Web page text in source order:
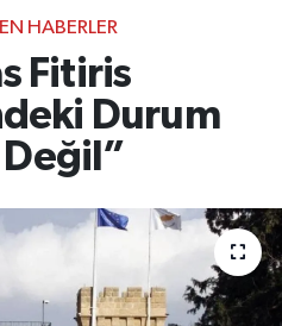
HABERLER
Fitiris
Durum
Değil”